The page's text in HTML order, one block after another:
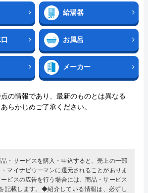
給湯器
お風呂
メーカー
の情報であり、最新のものとは異なる
らかじめご了承ください。
・サービスを購入・申込すると、売上の一部
マイナビウーマンに還元されることがありま
ビスの広告を行う場合には、商品・サービス
記載します。◆紹介している情報は、必ずし